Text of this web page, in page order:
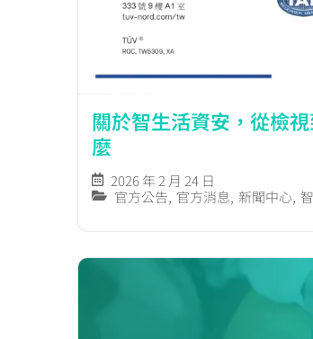
關於智生活資安，從檢
麼
2026 年 2 月 24 日
官方公告, 官方消息, 新聞中心,